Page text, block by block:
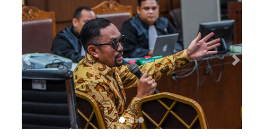
Previous Next